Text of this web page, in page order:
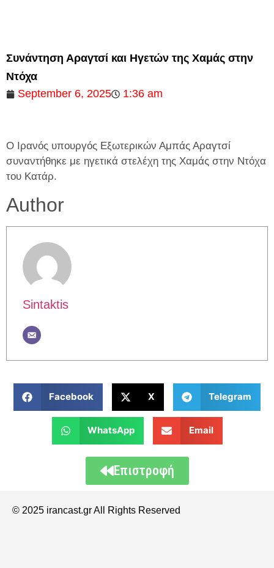
Συνάντηση Αραγτσί και Ηγετών της Χαμάς στην
Ντόχα
September 6, 2025
1:36 am
Ο Ιρανός υπουργός Εξωτερικών Αμπάς Αραγτσί
συναντήθηκε με ηγετικά στελέχη της Χαμάς στην Ντόχα
του Κατάρ.
Author
Sintaktis
Facebook X Telegram
WhatsApp Email
Επιστροφή
© 2025 irancast.gr All Rights Reserved